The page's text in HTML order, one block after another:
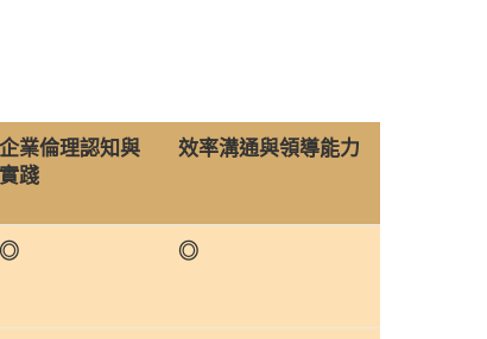
企業倫理認知與
實踐
效率溝通與領導能力
◎ ◎